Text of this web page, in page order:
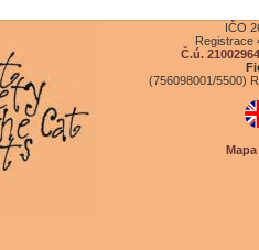
IČO
Registrace
Č.ú.
(756098001/5500)